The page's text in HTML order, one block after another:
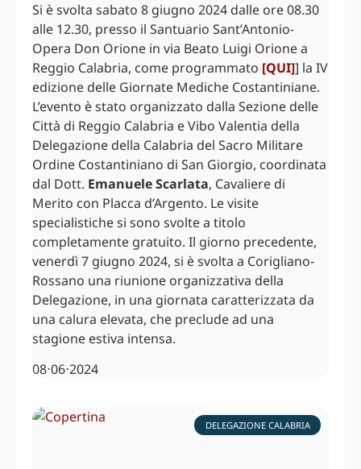
Si è svolta sabato 8 giugno 2024 dalle ore 08.30
alle 12.30, presso il Santuario Sant’Antonio-
Opera Don Orione in via Beato Luigi Orione a
Reggio Calabria, come programmato [QUI]] la IV
edizione delle Giornate Mediche Costantiniane.
L’evento è stato organizzato dalla Sezione delle
Città di Reggio Calabria e Vibo Valentia della
Delegazione della Calabria del Sacro Militare
Ordine Costantiniano di San Giorgio, coordinata
dal Dott. Emanuele Scarlata, Cavaliere di
Merito con Placca d’Argento. Le visite
specialistiche si sono svolte a titolo
completamente gratuito. Il giorno precedente,
venerdì 7 giugno 2024, si è svolta a Corigliano-
Rossano una riunione organizzativa della
Delegazione, in una giornata caratterizzata da
una calura elevata, che preclude ad una
stagione estiva intensa.
08⋅06⋅2024
DELEGAZIONE CALABRIA